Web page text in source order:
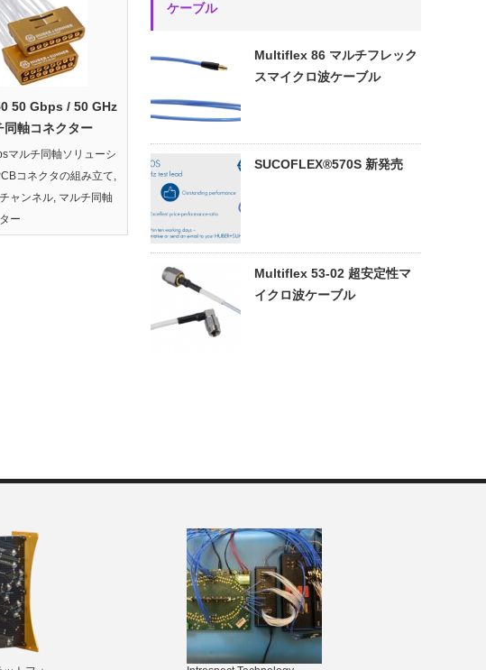
50 Gbps / 50 GHz
同軸コネクター
マルチ同軸ソリューシ
コネクタの組み立て,
ャンネル, マルチ同軸
ー
ケーブル
Multiflex 86 マルチフレック
スマイクロ波ケーブル
SUCOFLEX®570S 新発売
Multiflex 53-02 超安定性マ
イクロ波ケーブル